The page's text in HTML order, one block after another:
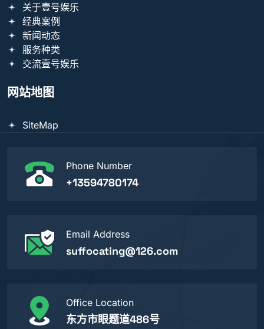
关于壹号娱乐
经典案例
新闻动态
服务种类
交流壹号娱乐
网站地图
SiteMap
Phone Number
+13594780174
Email Address
suffocating@126.com
Office Location
东方市眼题道486号